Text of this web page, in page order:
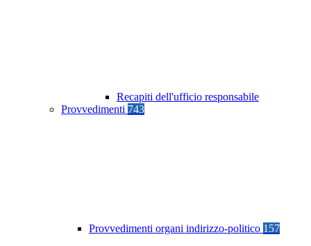
Recapiti dell'ufficio responsabile
Provvedimenti 743
Provvedimenti organi indirizzo-politico 157